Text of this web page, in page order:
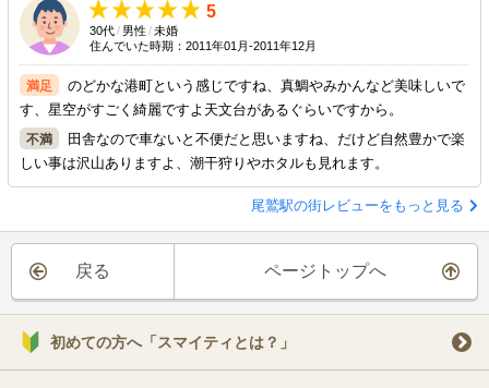
5
30代/ 男性/未婚
住んでいた時期：2011年01月-2011年12月
のどかな港町という感じですね、真鯛やみかんなど美味しいで
す、星空がすごく綺麗ですよ天文台があるぐらいですから。
田舎なので車ないと不便だと思いますね、だけど自然豊かで楽
しい事は沢山ありますよ、潮干狩りやホタルも見れます。
尾鷲駅の街レビューをもっと見る
戻る ページトップへ
初めての方へ「スマイティとは？」